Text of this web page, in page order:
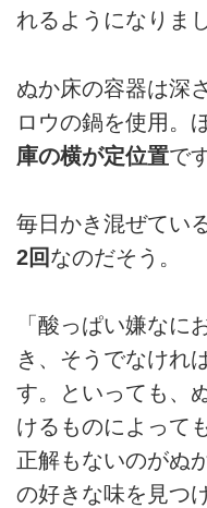
れるようになりま
ぬか床の容器は深
ロウの鍋を使用。
庫の横が定位置で
毎日かき混ぜてい
2回なのだそう。
「酸っぱい嫌なに
き、そうでなけれ
す。といっても、
けるものによって
正解もないのがぬ
の好きな味を見つ